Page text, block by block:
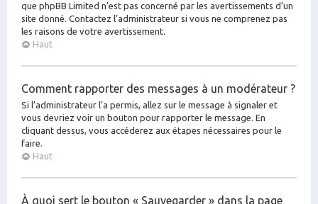
que phpBB Limited n’est pas concerné par les avertissements d’un
site donné. Contactez l’administrateur si vous ne comprenez pas
les raisons de votre avertissement.
Haut
Comment rapporter des messages à un modérateur ?
Si l’administrateur l’a permis, allez sur le message à signaler et
vous devriez voir un bouton pour rapporter le message. En
cliquant dessus, vous accéderez aux étapes nécessaires pour le
faire.
Haut
À quoi sert le bouton « Sauvegarder » dans la page